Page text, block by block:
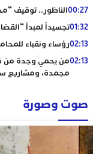
00:27الناظور.. توقيف
01:32تجسيداً لمبدأ
02:13رؤساء ونقباء
02:13من يحمي وجدة من
مجمدة، ومشاريع
صوت وصورة